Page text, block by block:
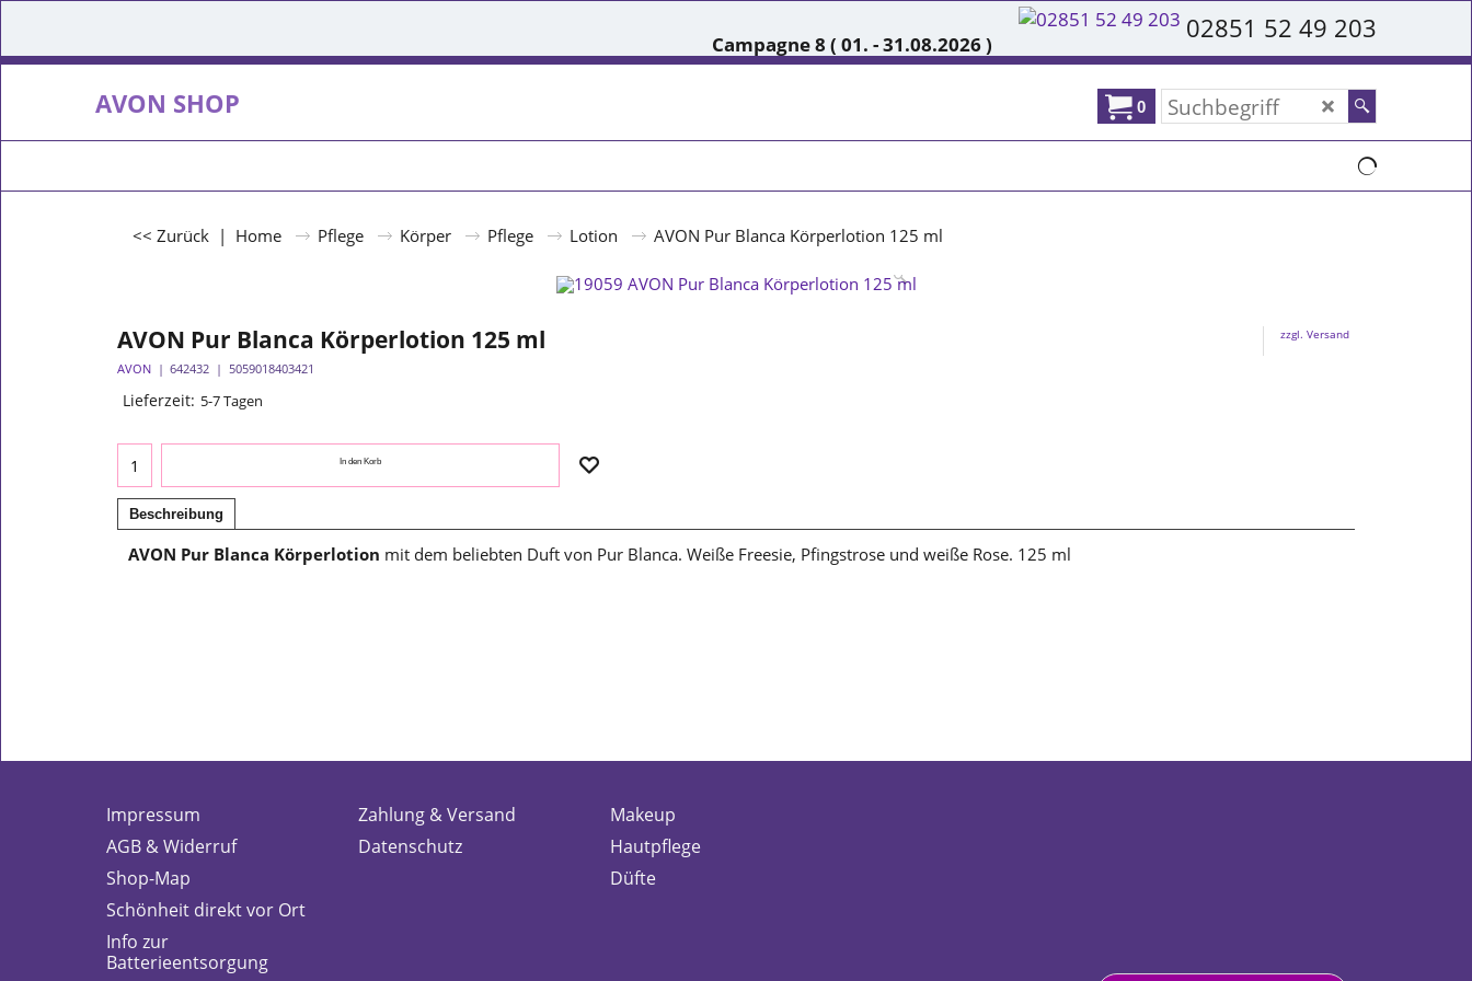
Campagne 8 ( 01. - 31.08.2026 ) 02851 52 49 203
AVON SHOP 0
<< Zurück | Home Pflege Körper Pflege Lotion AVON Pur Blanca Körperlotion 125 ml
AVON Pur Blanca Körperlotion 125 ml
AVON 642432 5059018403421
zzgl. Versand
Lieferzeit: 5-7 Tagen
In den Korb
Beschreibung
AVON Pur Blanca Körperlotion mit dem beliebten Duft von Pur Blanca. Weiße Freesie, Pfingstrose und weiße Rose. 125 ml
Impressum
AGB & Widerruf
Shop-Map
Schönheit direkt vor Ort
Info zur
Batterieentsorgung
Zahlung & Versand
Datenschutz
Makeup
Hautpflege
Düfte